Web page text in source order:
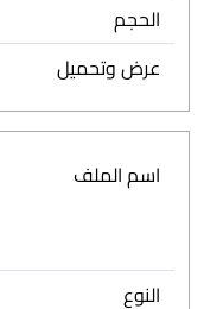
الحجم
عرض وتحميل
اسم الملف
النوع